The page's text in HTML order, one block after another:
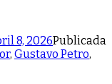
8, 2026Publicada
, Gustavo Petro,